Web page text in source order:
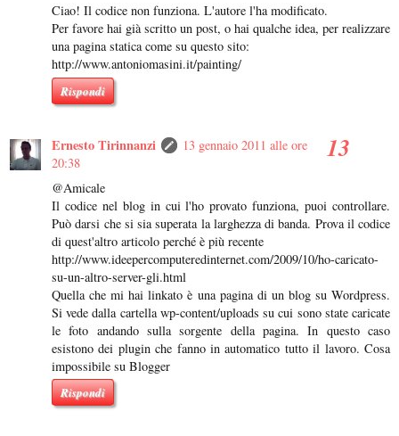
Ciao! Il codice non funziona. L'autore l'ha modificato.
Per favore hai già scritto un post, o hai qualche idea, per realizzare
una pagina statica come su questo sito:
http://www.antoniomasini.it/painting/
Rispondi
Ernesto Tirinnanzi
13 gennaio 2011 alle ore
20:38
@Amicale
Il codice nel blog in cui l'ho provato funziona, puoi controllare.
Può darsi che si sia superata la larghezza di banda. Prova il codice
di quest'altro articolo perché è più recente
http://www.ideepercomputeredinternet.com/2009/10/ho-caricato-
su-un-altro-server-gli.html
Quella che mi hai linkato è una pagina di un blog su Wordpress.
Si vede dalla cartella wp-content/uploads su cui sono state caricate
le foto andando sulla sorgente della pagina. In questo caso
esistono dei plugin che fanno in automatico tutto il lavoro. Cosa
impossibile su Blogger
Rispondi